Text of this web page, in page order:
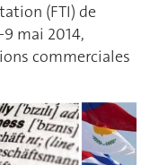
(FTI) de
9 mai 2014,
commerciales